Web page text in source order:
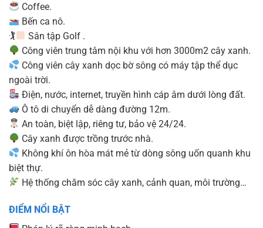
Coffee.
Bến ca nô.
🏌
Sân tập Golf .
Công viên trung tâm nội khu với hơn 3000m2 cây xanh.
Công viên cây xanh dọc bờ sông có máy tập thể dục
ngoài trời.
Điện, nước, internet, truyền hình cáp âm dưới lòng đất.
Ô tô di chuyển dễ dàng đường 12m.
An toàn, biệt lập, riêng tư, bảo vệ 24/24.
Cây xanh được trồng trước nhà.
Không khí ôn hòa mát mẻ từ dòng sông uốn quanh khu
biệt thự.
Hệ thống chăm sóc cây xanh, cảnh quan, môi trường…
ĐIỂM NỔI BẬT